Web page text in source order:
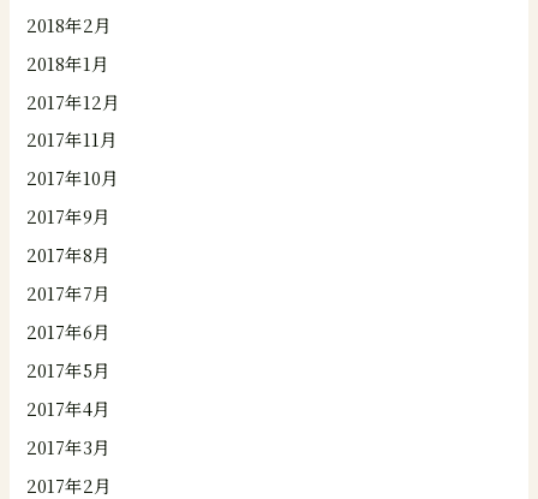
2018年2月
2018年1月
2017年12月
2017年11月
2017年10月
2017年9月
2017年8月
2017年7月
2017年6月
2017年5月
2017年4月
2017年3月
2017年2月